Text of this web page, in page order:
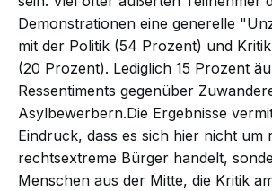
Demonstrationen eine generelle
mit der Politik (54 Prozent) und
(20 Prozent). Lediglich 15 Prozent
Ressentiments gegenüber
Asylbewerbern.Die Ergebnisse
Eindruck, dass es sich hier nicht um
rechtsextreme Bürger handelt,
Menschen aus der Mitte, die Kritik